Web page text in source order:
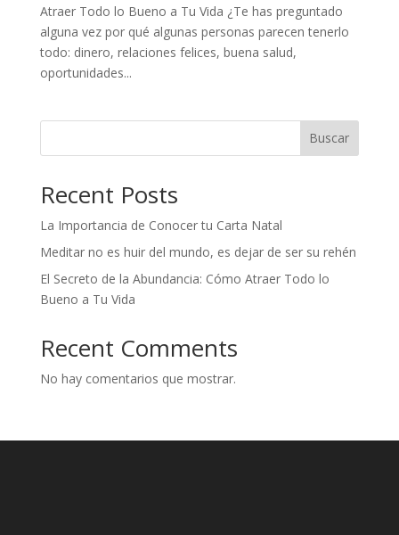
Atraer Todo lo Bueno a Tu Vida ¿Te has preguntado
alguna vez por qué algunas personas parecen tenerlo
todo: dinero, relaciones felices, buena salud,
oportunidades...
Buscar
Recent Posts
La Importancia de Conocer tu Carta Natal
Meditar no es huir del mundo, es dejar de ser su rehén
El Secreto de la Abundancia: Cómo Atraer Todo lo
Bueno a Tu Vida
Recent Comments
No hay comentarios que mostrar.